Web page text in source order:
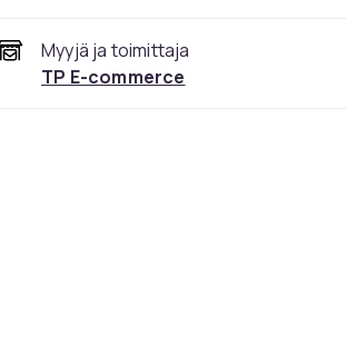
Myyjä ja toimittaja
TP E-commerce